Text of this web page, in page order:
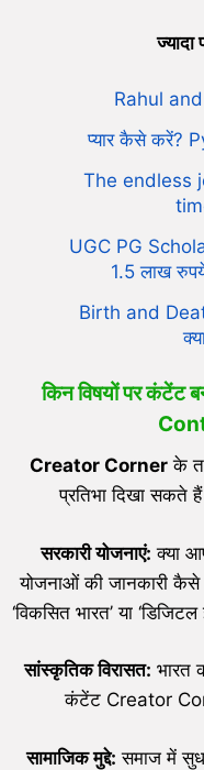
ज्यादा
Rahul
प्यार कैसे करें?
The endless
UGC PG
1.5 लाख
Birth and
किन विषयों पर
Creator Corner के
प्रतिभा दिखा सकते
सरकारी योजनाएं: क्या
योजनाओं की जानकारी कैसे
‘विकसित भारत’ या
सांस्कृतिक विरासत: भारत
कंटेंट Creator
सामाजिक मुद्दे: समाज में